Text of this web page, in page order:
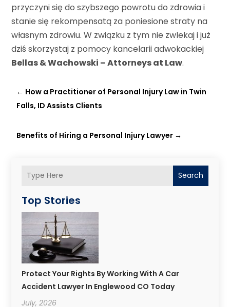
Search
Top Stories
Protect Your Rights By Working With A Car
Accident Lawyer In Englewood CO Today
July, 2026
przyczyni się do szybszego powrotu do zdrowia i
stanie się rekompensatą za poniesione straty na
własnym zdrowiu. W związku z tym nie zwlekaj i już
dziś skorzystaj z pomocy kancelarii adwokackiej
Bellas & Wachowski – Attorneys at Law.
← How a Practitioner of Personal Injury Law in Twin
Falls, ID Assists Clients
Benefits of Hiring a Personal Injury Lawyer →